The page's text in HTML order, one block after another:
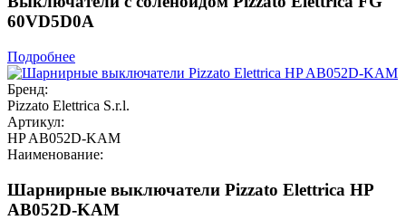
60VD5D0A
Подробнее
Бренд:
Pizzato Elettrica S.r.l.
Артикул:
HP AB052D-KAM
Наименование:
Шарнирные выключатели Pizzato Elettrica HP
AB052D-KAM